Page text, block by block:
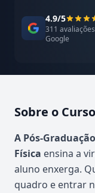
4.9/5
311
Google
Sobre o Curso
Atualizado em
A Pós-
Física ensina a
aluno enxerga.
quadro e entrar